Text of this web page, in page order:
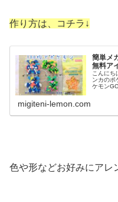
作り方は、コチラ↓
簡単メ
無料ア
こんにち
ンカのポ
ケモン
migiteni-lemon.com
色や形などお好みにアレ